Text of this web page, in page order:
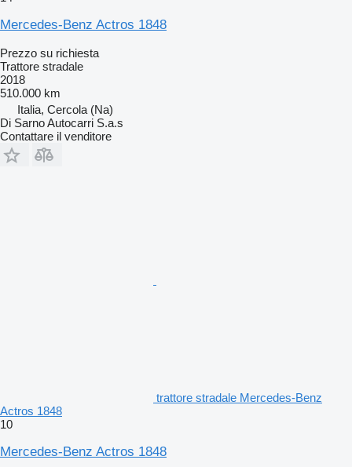
Mercedes-Benz Actros 1848
Prezzo su richiesta
Trattore stradale
2018
510.000 km
Italia, Cercola (Na)
Di Sarno Autocarri S.a.s
Contattare il venditore
trattore stradale Mercedes-Benz
Actros 1848
10
Mercedes-Benz Actros 1848